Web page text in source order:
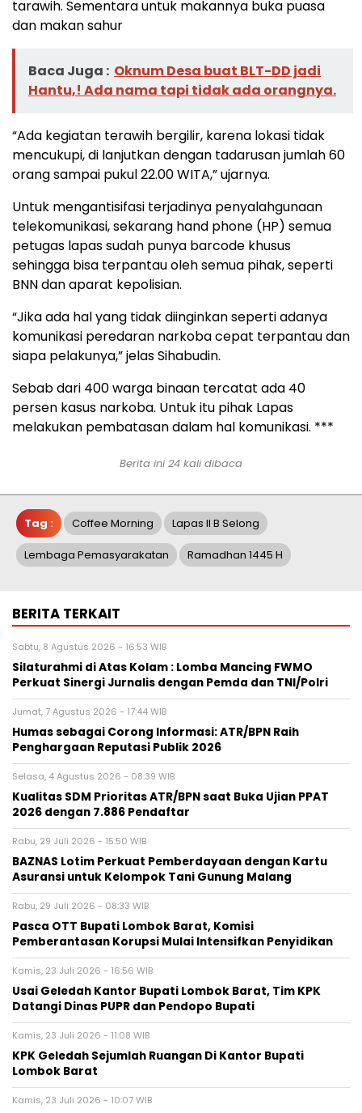
tarawih. Sementara untuk makannya buka puasa
dan makan sahur
Baca Juga : Oknum Desa buat BLT-DD jadi
Hantu,! Ada nama tapi tidak ada orangnya.
“Ada kegiatan terawih bergilir, karena lokasi tidak
mencukupi, di lanjutkan dengan tadarusan jumlah 60
orang sampai pukul 22.00 WITA,” ujarnya.
Untuk mengantisifasi terjadinya penyalahgunaan
telekomunikasi, sekarang hand phone (HP) semua
petugas lapas sudah punya barcode khusus
sehingga bisa terpantau oleh semua pihak, seperti
BNN dan aparat kepolisian.
“Jika ada hal yang tidak diinginkan seperti adanya
komunikasi peredaran narkoba cepat terpantau dan
siapa pelakunya,” jelas Sihabudin.
Sebab dari 400 warga binaan tercatat ada 40
persen kasus narkoba. Untuk itu pihak Lapas
melakukan pembatasan dalam hal komunikasi. ***
Berita ini 24 kali dibaca
Tag : Coffee Morning Lapas II B Selong
Lembaga Pemasyarakatan Ramadhan 1445 H
BERITA TERKAIT
Sabtu, 8 Agustus 2026 - 16:53 WIB
Silaturahmi di Atas Kolam : Lomba Mancing FWMO
Perkuat Sinergi Jurnalis dengan Pemda dan TNI/Polri
Jumat, 7 Agustus 2026 - 17:44 WIB
Humas sebagai Corong Informasi: ATR/BPN Raih
Penghargaan Reputasi Publik 2026
Selasa, 4 Agustus 2026 - 08:39 WIB
Kualitas SDM Prioritas ATR/BPN saat Buka Ujian PPAT
2026 dengan 7.886 Pendaftar
Rabu, 29 Juli 2026 - 15:50 WIB
BAZNAS Lotim Perkuat Pemberdayaan dengan Kartu
Asuransi untuk Kelompok Tani Gunung Malang
Rabu, 29 Juli 2026 - 08:33 WIB
Pasca OTT Bupati Lombok Barat, Komisi
Pemberantasan Korupsi Mulai Intensifkan Penyidikan
Kamis, 23 Juli 2026 - 16:56 WIB
Usai Geledah Kantor Bupati Lombok Barat, Tim KPK
Datangi Dinas PUPR dan Pendopo Bupati
Kamis, 23 Juli 2026 - 11:08 WIB
KPK Geledah Sejumlah Ruangan Di Kantor Bupati
Lombok Barat
Kamis, 23 Juli 2026 - 10:07 WIB